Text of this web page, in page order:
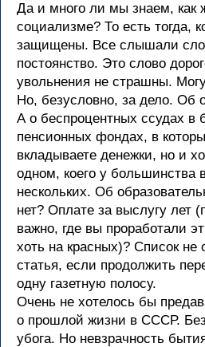
Да и много ли мы знаем, как
социализме? То есть тогда,
защищены. Все слышали
постоянство. Это слово
увольнения не страшны.
Но, безусловно, за дело. Об
А о беспроцентных ссудах в
пенсионных фондах, в
вкладываете денежки, но и
одном, коего у большинства
нескольких. Об
нет? Оплате за выслугу лет
важно, где вы проработали
хоть на красных)? Список не
статья, если продолжить
одну газетную полосу.
Очень не хотелось бы
о прошлой жизни в СССР.
убога. Но невзрачность